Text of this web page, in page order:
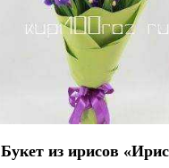
Букет из ирисов